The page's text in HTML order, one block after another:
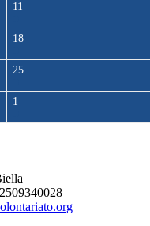
11
18
25
1